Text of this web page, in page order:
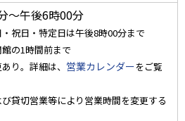
～午後6時00分
祝日・特定日は午後8時00分まで
の1時間前まで
り。詳細は、 営業カレンダーをご覧
貸切営業等により営業時間を変更する